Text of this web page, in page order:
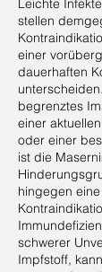
Leichte
stellen
einer
dauerhaften
begrenztes
einer
oder einer
ist die
hingegen
schwerer
Impfstoff,